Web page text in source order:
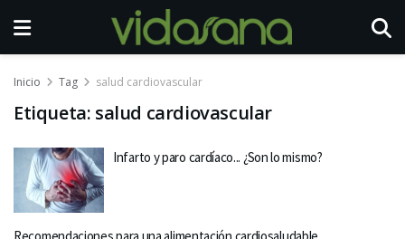
Inicio Tag salud cardiovascular
Etiqueta: salud cardiovascular
Infarto y paro cardíaco... ¿Son lo mismo?
Recomendaciones para una alimentación cardiosaludable